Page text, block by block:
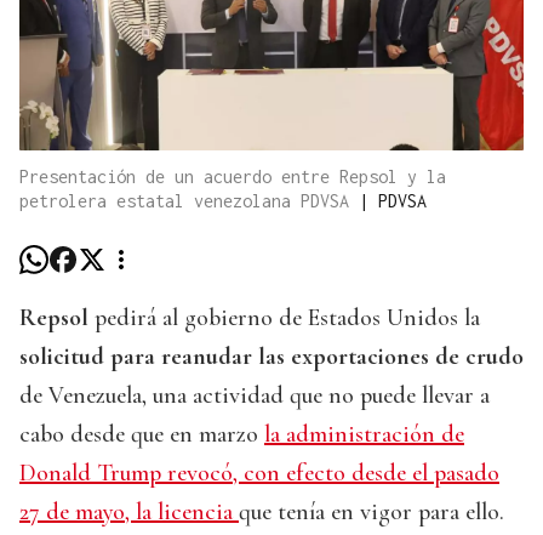
Presentación de un acuerdo entre Repsol y la
petrolera estatal venezolana PDVSA
| PDVSA
Repsol pedirá al gobierno de Estados Unidos la
solicitud para reanudar las exportaciones de crudo
de Venezuela, una actividad que no puede llevar a
cabo desde que en marzo la administración de
Donald Trump revocó, con efecto desde el pasado
27 de mayo, la licencia que tenía en vigor para ello.